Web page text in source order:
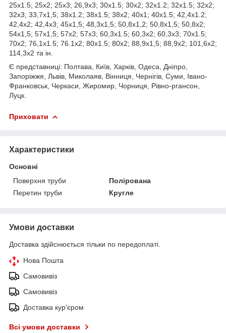
25х1.5; 25х2; 25х3; 26,9х3; 30х1.5; 30х2; 32х1.2; 32х1.5; 32х2;
32х3; 33,7х1,5; 38х1.2; 38х1.5; 38х2; 40х1; 40х1.5; 42,4х1.2;
42,4х2; 42,4х3; 45х1,5; 48,3х1,5; 50,8х1,2; 50,8х1,5; 50,8х2;
54х1,5; 57х1,5; 57х2; 57х3; 60,3х1.5; 60,3х2; 60,3х3; 70х1.5;
70х2; 76,1х1.5; 76.1х2; 80х1.5; 80х2; 88,9х1,5; 88,9х2; 101,6х2;
114,3х2 та ін.
Є представниці: Полтава, Київ, Харків, Одеса, Дніпро,
Запоріжжя, Львів, Миколаяв, Вінниця, Чернігів, Суми, Івано-
Франковськ, Черкаси, Жиромир, Чорниця, Рівно-ргансон,
Луцк.
Приховати
Характеристики
Основні
Поверхня труби
Полірована
Перетин труби
Кругле
Умови доставки
Доставка здійснюється тільки по передоплаті.
Нова Пошта
Самовивіз
Самовивіз
Доставка кур'єром
Всі умови доставки